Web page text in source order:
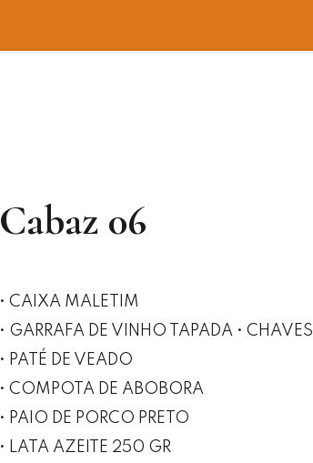
Cabaz 06
• CAIXA MALETIM
• GARRAFA DE VINHO TAPADA • CHAVES
• PATÉ DE VEADO
• COMPOTA DE ABOBORA
• PAIO DE PORCO PRETO
• LATA AZEITE 250 GR